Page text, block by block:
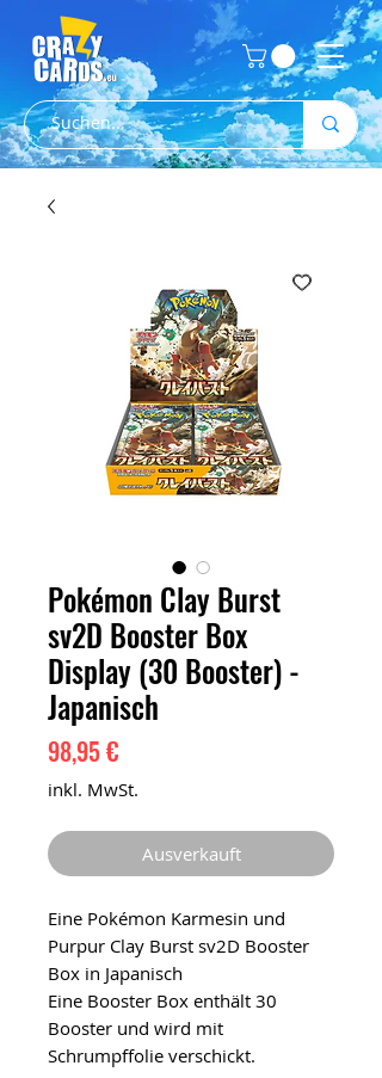
Pokémon Clay Burst
sv2D Booster Box
Display (30 Booster) -
Japanisch
98,95 €
inkl. MwSt.
Ausverkauft
Eine Pokémon Karmesin und
Purpur Clay Burst sv2D Booster
Box in Japanisch
Eine Booster Box enthält 30
Booster und wird mit
Schrumpffolie verschickt.